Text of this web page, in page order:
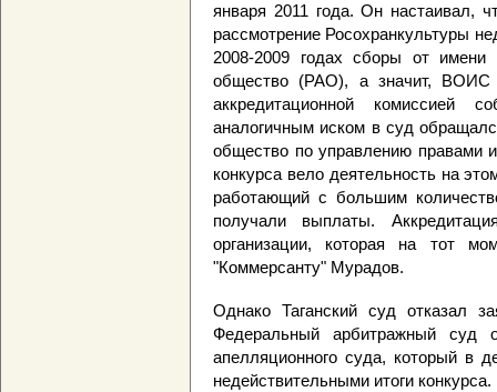
января 2011 года. Он настаивал,
рассмотрение Росохранкультуры
2008-2009 годах сборы от
общество (РАО), а значит, ВОИС
аккредитационной комиссией
аналогичным иском в суд
общество по управлению
конкурса вело деятельность на
работающий с большим
получали выплаты.
организации, которая на тот
"Коммерсанту" Мурадов.
Однако Таганский суд отказал
Федеральный арбитражный суд
апелляционного суда, который в
недействительными итоги конкурса.